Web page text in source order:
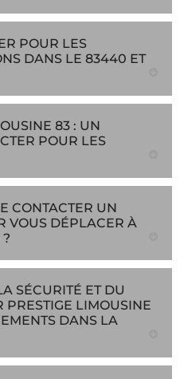
POUR LES
DANS LE 83440 ET
83 : UN
POUR LES
CONTACTER UN
VOUS DÉPLACER À
SÉCURITÉ ET DU
PRESTIGE LIMOUSINE
DANS LA